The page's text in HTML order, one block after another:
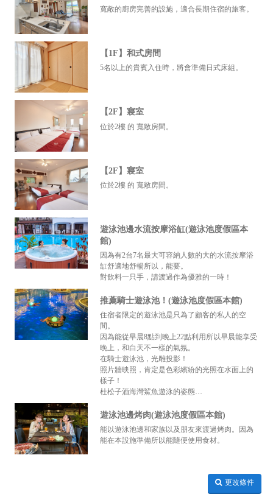
寬敞的廚房完善的設施，適合長期住宿的旅客。
【1F】和式房間
5名以上的貴賓入住時，將會準備日式床組。
【2F】寢室
位於2樓 的 寬敞房間。
【2F】寢室
位於2樓 的 寬敞房間。
遊泳池邊水流按摩浴缸(遊泳池度假區本
館)
因為有2台7名最大可容納人數的大的水流按摩浴
缸舒適地舒暢所以，能要。
對飲料一只手，請渡過作為優雅的一時！
推薦騎士遊泳池！(遊泳池度假區本館)
住宿者限定的遊泳池是只為了顧客的私人的空
間。
因為能從早晨8點到晚上22點利用所以早晨能享受
晚上，和白天不一樣的氣氛。
在騎士遊泳池，光雕投影！
照片牆映照，肯定是色彩繽紛的光照在水面上的
樣子！
杜松子酒海灣鯊魚遊泳的姿態…
遊泳池邊烤肉(遊泳池度假區本館)
能以遊泳池邊和家族以及朋友來渡過烤肉。因為
能在本設施準備所以能隨便使用食材。
更改條件